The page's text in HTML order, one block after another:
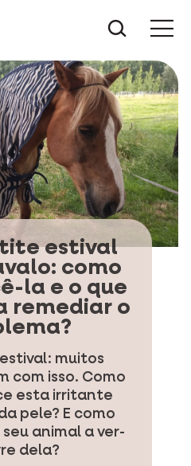
estival
como
la e o que
remediar o
muitos
com isso. Como
esta irritante
pele? E como
animal a ver-
dela?